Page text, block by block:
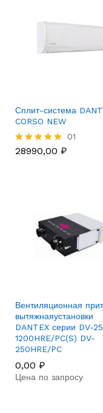
Сплит-система
CORSO NEW
Rated
01
28990,00 ₽
Вентиляционная
вытяжнаяустановки
DANTEX серии DV-
1200HRE/PC(S) DV-
250HRE/PC
0,00 ₽
Цена по запросу